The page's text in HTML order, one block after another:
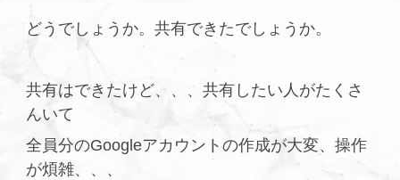
どうでしょうか。共有できたでしょうか。
共有はできたけど、、、共有したい人がたくさ
んいて
全員分のGoogleアカウントの作成が大変、操作
が煩雑、、、